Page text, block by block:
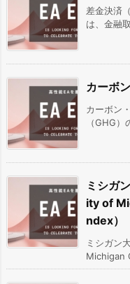
差金決済
は、金融
カーボ
カーボン
（GHG
ミシガ
ity of
ndex）
ミシガン
Michigan